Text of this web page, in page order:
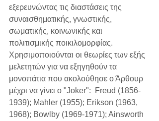
εξερευνώντας τις διαστάσεις της
συναισθηματικής, γνωστικής,
σωματικής, κοινωνικής και
πολιτισμικής ποικιλομορφίας.
Χρησιμοποιούνται οι θεωρίες των εξής
μελετητών για να εξηγηθούν τα
μονοπάτια που ακολούθησε ο Άρθουρ
μέχρι να γίνει ο "Joker":  Freud (1856-
1939); Mahler (1955); Erikson (1963,
1968); Bowlby (1969-1971); Ainsworth